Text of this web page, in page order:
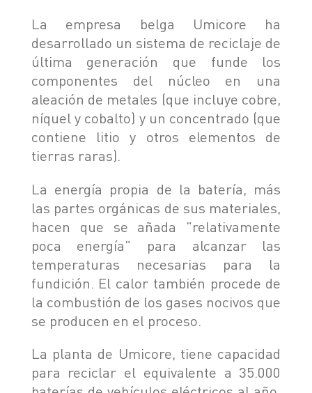
La empresa belga Umicore ha
desarrollado un sistema de reciclaje de
última generación que funde los
componentes del núcleo en una
aleación de metales (que incluye cobre,
níquel y cobalto) y un concentrado (que
contiene litio y otros elementos de
tierras raras).
La energía propia de la batería, más
las partes orgánicas de sus materiales,
hacen que se añada "relativamente
poca energía" para alcanzar las
temperaturas necesarias para la
fundición. El calor también procede de
la combustión de los gases nocivos que
se producen en el proceso.
La planta de Umicore, tiene capacidad
para reciclar el equivalente a 35.000